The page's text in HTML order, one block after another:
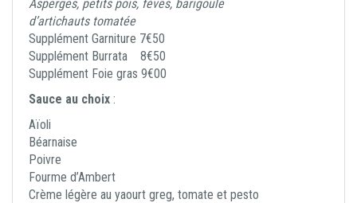
Asperges, petits pois, fèves, barigoule
d’artichauts tomatée
Supplément Garniture 7€50
Supplément Burrata 8€50
Supplément Foie gras 9€00
Sauce au choix :
Aïoli
Béarnaise
Poivre
Fourme d’Ambert
Crème légère au yaourt greg, tomate et pesto